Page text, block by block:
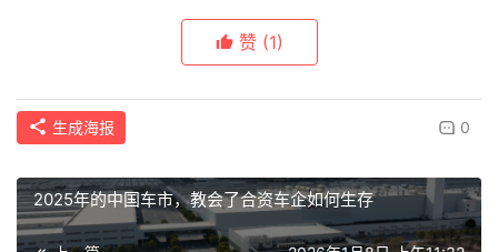
赞 (1)
生成海报 0
2025年的中国车市，教会了合资车企如何生存